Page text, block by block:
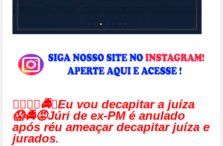
👉🏻🚓😱🚔😡Eu vou decapitar a juíza
😱🚔😡Júri de ex-PM é anulado
após réu ameaçar decapitar juíza e
jurados.